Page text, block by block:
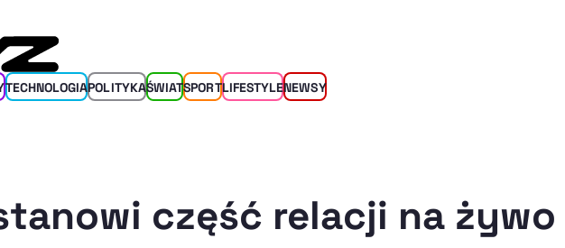
TECHNOLOGIAPOLITYKAŚWIATSPORTLIFESTYLENEWSY
część relacji na